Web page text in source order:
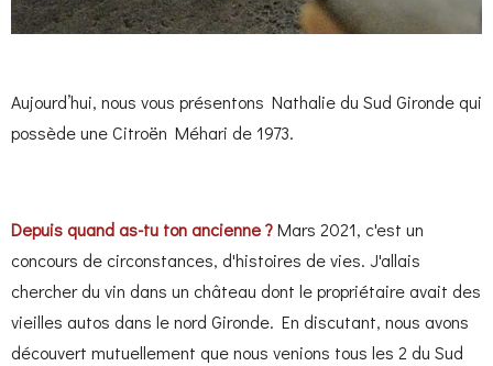
Aujourd’hui, nous vous présentons Nathalie du Sud Gironde qui
possède une Citroën Méhari de 1973.
Depuis quand as-tu ton ancienne ?Mars 2021, c'est un
concours de circonstances, d'histoires de vies. J'allais
chercher du vin dans un château dont le propriétaire avait des
vieilles autos dans le nord Gironde. En discutant, nous avons
découvert mutuellement que nous venions tous les 2 du Sud